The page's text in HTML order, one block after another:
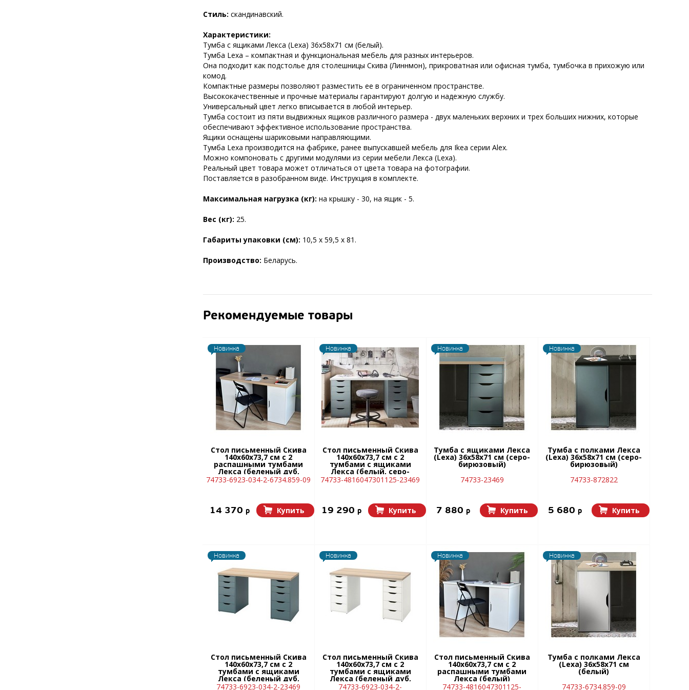
Стиль: скандинавский.
Характеристики:
Тумба с ящиками Лекса (Lexa) 36x58х71 см (белый).
Тумба Lexa – компактная и функциональная мебель для разных интерьеров.
Она подходит как подстолье для столешницы Скива (Линнмон), прикроватная или офисная тумба, тумбочка в прихожую или
комод.
Компактные размеры позволяют разместить ее в ограниченном пространстве.
Высококачественные и прочные материалы гарантируют долгую и надежную службу.
Универсальный цвет легко вписывается в любой интерьер.
Тумба состоит из пяти выдвижных ящиков различного размера - двух маленьких верхних и трех больших нижних, которые
обеспечивают эффективное использование пространства.
Ящики оснащены шариковыми направляющими.
Тумба Lexa производится на фабрике, ранее выпускавшей мебель для Ikea серии Alex.
Можно компоновать с другими модулями из серии мебели Лекса (Lexa).
Реальный цвет товара может отличаться от цвета товара на фотографии.
Поставляется в разобранном виде. Инструкция в комплекте.
Максимальная нагрузка (кг): на крышку - 30, на ящик - 5.
Вес (кг): 25.
Габариты упаковки (см): 10,5 х 59,5 х 81.
Производство: Беларусь.
Рекомендуемые товары
Новинка
Стол письменный Скива
140х60х73,7 см с 2
распашными тумбами
Лекса (беленый дуб,
белый)
74733-6923-034-2-6734.859-09
14 370 p Купить
Новинка
Стол письменный Скива
140х60х73,7 см с 2
тумбами с ящиками
Лекса (белый, серо-
бирюзовый)
74733-4816047301125-23469
19 290 p Купить
Новинка
Тумба с ящиками Лекса
(Lexa) 36x58х71 см (серо-
бирюзовый)
74733-23469
7 880 p Купить
Новинка
Тумба с полками Лекса
(Lexa) 36x58х71 см (серо-
бирюзовый)
74733-872822
5 680 p Купить
Новинка
Стол письменный Скива
140х60х73,7 см с 2
тумбами с ящиками
Лекса (беленый дуб,
серо-бирюзовый)
74733-6923-034-2-23469
Новинка
Стол письменный Скива
140х60х73,7 см с 2
тумбами с ящиками
Лекса (беленый дуб,
белый)
74733-6923-034-2-
Новинка
Стол письменный Скива
140х60х73,7 см с 2
распашными тумбами
Лекса (белый)
74733-4816047301125-
Новинка
Тумба с полками Лекса
(Lexa) 36x58х71 см
(белый)
74733-6734.859-09